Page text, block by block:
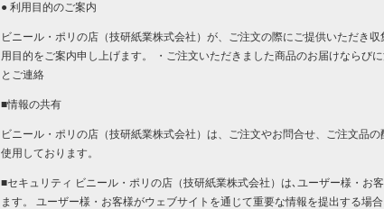
● 利用目的のご案内
ビニール・ポリの店（技研紙業株式会社）が、ご注文の際にご提供いただき
用目的をご案内申し上げます。 ・ご注文いただきました商品のお届けならび
とご連絡
■情報の共有
ビニール・ポリの店（技研紙業株式会社）は、ご注文やお問合せ、ご注文品
使用しております。
■セキュリティ ビニール・ポリの店（技研紙業株式会社）は､ユーザー様・お
ます。 ユーザー様・お客様がウェブサイトを通じて重要な情報を提出する場